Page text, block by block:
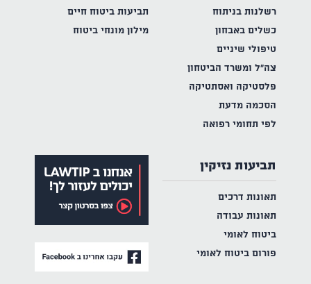
רשלנות בניתוח
כשלים באבחון
טיפולי שיניים
צה"ל ומשרד הביטחון
פלסטיקה ואסתטיקה
הסכמה מדעת
לפי תחומי רפואה
תביעות ביטוח חיים
מילון מונחי ביטוח
תביעות נזיקין
תאונות דרכים
תאונות עבודה
ביטוח לאומי
פורום ביטוח לאומי